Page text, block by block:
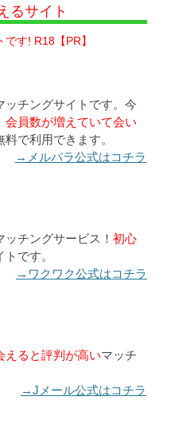
るサイト
す! R18【PR】
チングサイトです。今
会員数が増えていて会い
料で利用できます。
→メルパラ公式はコチラ
チングサービス！ 初心
です。
→ワクワク公式はコチラ
えると評判が高いマッチ
→Jメール公式はコチラ